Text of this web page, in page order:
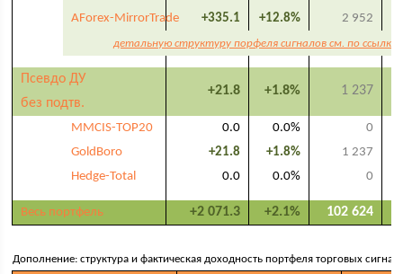
AForex-MirrorTrade
+335.1 +12.8% 2 952
детальную структуру порфеля сигналов см. по ссылке
Псевдо ДУ
без подтв.
+21.8 +1.8% 1 237
MMCIS-TOP20 0.0 0.0%
0
GoldBoro
+21.8 +1.8%
1 237
Hedge-Total
0.0 0.0% 0
Весь портфель +2 071.3 +2.1% 102 624
Дополнение: структура и фактическая доходность портфеля торговых